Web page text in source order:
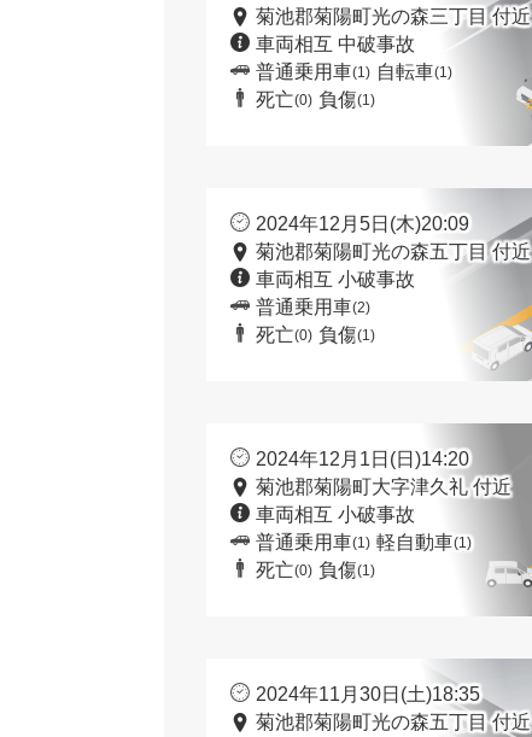
菊池郡菊陽町光の森三丁目 付近
車両相互 中破事故
普通乗用車(1) 自転車(1)
死亡(0) 負傷(1)
2024年12月5日(木)20:09
菊池郡菊陽町光の森五丁目 付近
車両相互 小破事故
普通乗用車(2)
死亡(0) 負傷(1)
2024年12月1日(日)14:20
菊池郡菊陽町大字津久礼 付近
車両相互 小破事故
普通乗用車(1) 軽自動車(1)
死亡(0) 負傷(1)
2024年11月30日(土)18:35
菊池郡菊陽町光の森五丁目 付近